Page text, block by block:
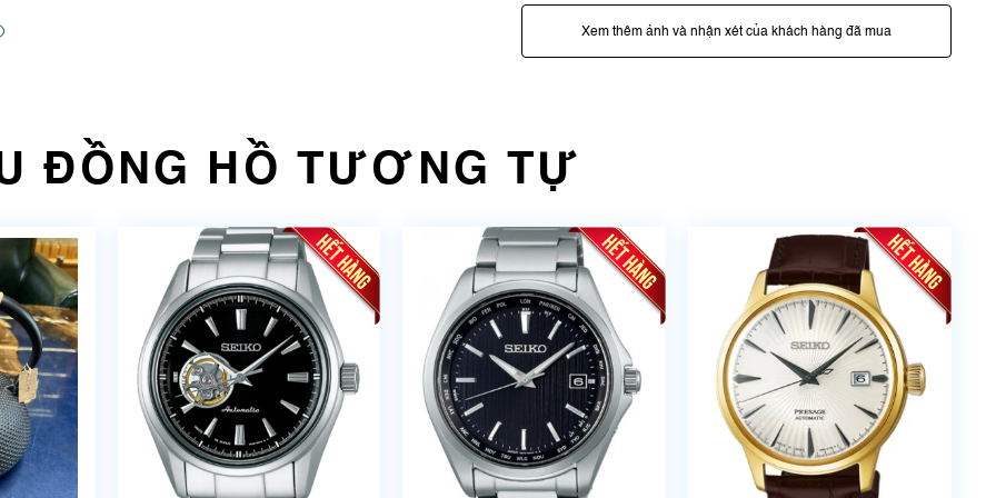
Xem thêm ảnh và nhận xét của khách hàng đã mua
ĐỒNG HỒ TƯƠNG TỰ